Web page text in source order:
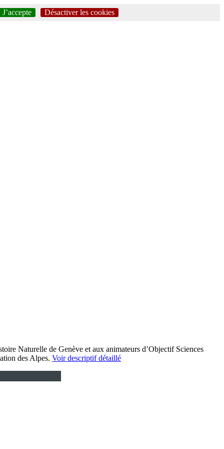
J’accepte Désactiver les cookies
Naturelle de Genève et aux animateurs d’Objectif Sciences
des Alpes. Voir descriptif détaillé